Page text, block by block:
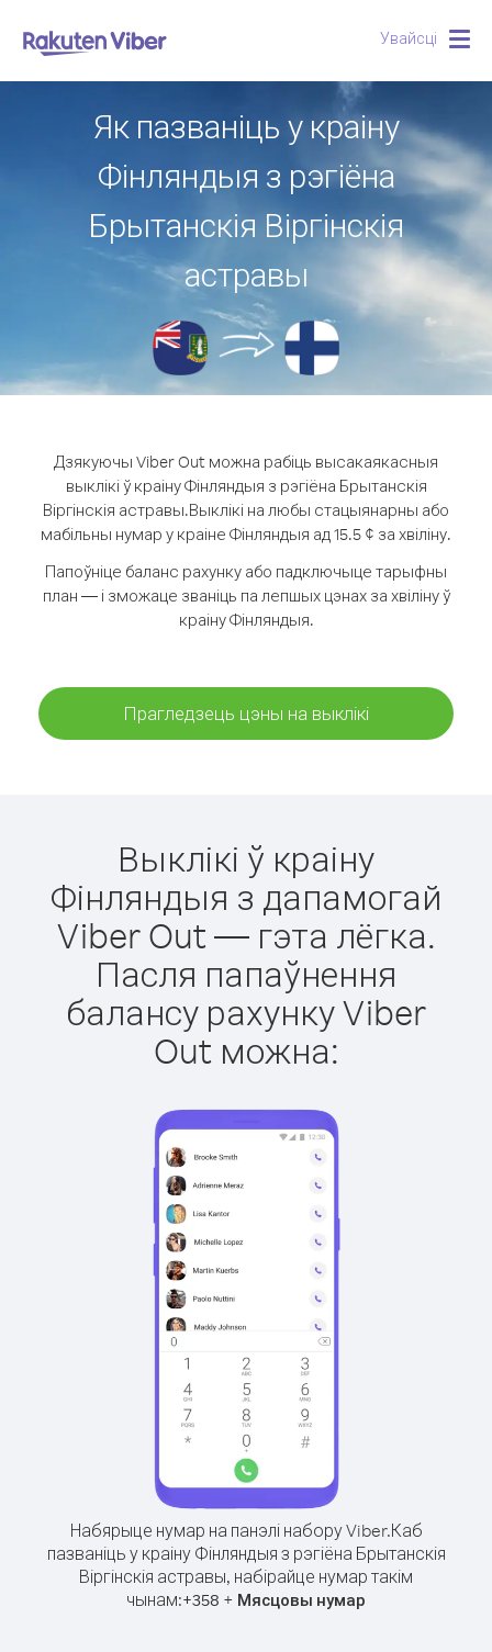
Увайсці
Як пазваніць у краіну
Фінляндыя з рэгіёна
Брытанскія Віргінскія
астравы
Дзякуючы Viber Out можна рабіць высакаякасныя
выклікі ў краіну Фінляндыя з рэгіёна Брытанскія
Віргінскія астравы.Выклікі на любы стацыянарны або
мабільны нумар у краіне Фінляндыя ад 15.5 ¢ за хвіліну.
Папоўніце баланс рахунку або падключыце тарыфны
план — і зможаце званіць па лепшых цэнах за хвіліну ў
краіну Фінляндыя.
Прагледзець цэны на выклікі
Выклікі ў краіну
Фінляндыя з дапамогай
Viber Out — гэта лёгка.
Пасля папаўнення
балансу рахунку Viber
Out можна:
Набярыце нумар на панэлі набору Viber.Каб
пазваніць у краіну Фінляндыя з рэгіёна Брытанскія
Віргінскія астравы, набірайце нумар такім
чынам:+358 + Мясцовы нумар